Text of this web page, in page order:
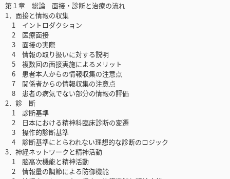
第１章 総論 面接・診断と治療の流れ
1．面接と情報の収集
1 イントロダクション
2 医療面接
3 面接の実際
4 情報の取り扱いに対する説明
5 複数回の面接実施によるメリット
6 患者本人からの情報収集の注意点
7 関係者からの情報収集の注意点
8 患者の病気でない部分の情報の評価
2．診 断
1 診断基準
2 日本における精神科臨床診断の変遷
3 操作的診断基準
4 診断基準にとらわれない理想的な診断のロジック
3．神経ネットワークと精神活動
1 脳高次機能と精神活動
2 情報量の調節による防御機能